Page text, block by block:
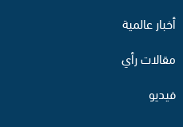
أخبار عالمية
مقالات رأي
فيديو